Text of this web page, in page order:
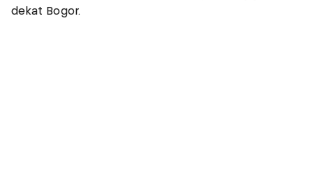
dekat Bogor.